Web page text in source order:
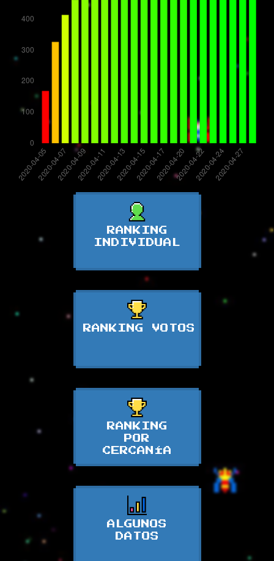
RANKING
INDIVIDUAL
RANKING VOTOS
RANKING
POR
CERCANÍA
ALGUNOS
DATOS